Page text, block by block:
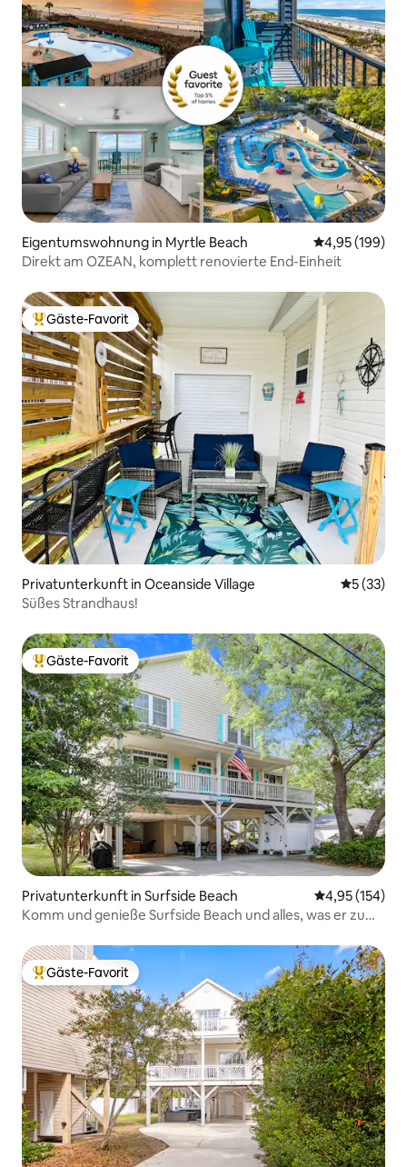
Eigentumswohnung in Myrtle Beach
4,95 (199)
Direkt am OZEAN, komplett renovierte End-Einheit
Beliebter Gäste-Favorit.
Gäste-Favorit
Privatunterkunft in Oceanside Village
5 (33)
Süßes Strandhaus!
Beliebter Gäste-Favorit.
Gäste-Favorit
Privatunterkunft in Surfside Beach
4,95 (154)
Komm und genieße Surfside Beach und alles, was er zu
Beliebter Gäste-Favorit.
Gäste-Favorit